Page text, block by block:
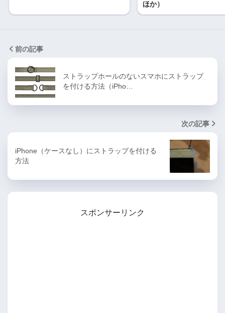
ほか）
前の記事
ストラップホールのないスマホにストラップ
を付ける方法（iPho…
次の記事
iPhone（ケースなし）にストラップを付ける
方法
スポンサーリンク